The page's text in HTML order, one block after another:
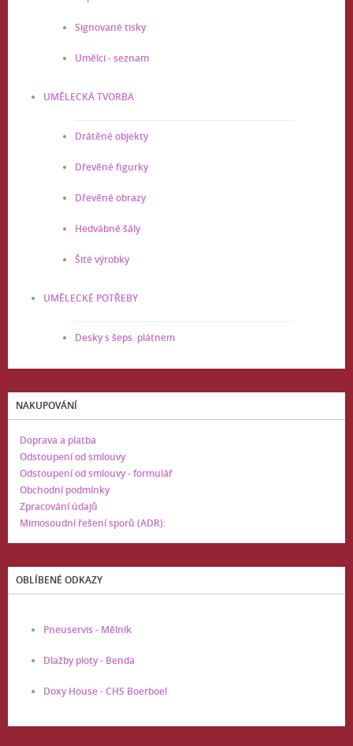
Signované tisky
Umělci - seznam
UMĚLECKÁ TVORBA
Drátěné objekty
Dřevěné figurky
Dřevěné obrazy
Hedvábné šály
Šité výrobky
UMĚLECKÉ POTŘEBY
Desky s šeps. plátnem
NAKUPOVÁNÍ
Doprava a platba
Odstoupení od smlouvy
Odstoupení od smlouvy - formulář
Obchodní podmínky
Zpracování údajů
Mimosoudní řešení sporů (ADR):
OBLÍBENÉ ODKAZY
Pneuservis - Mělník
Dlažby ploty - Benda
Doxy House - CHS Boerboel